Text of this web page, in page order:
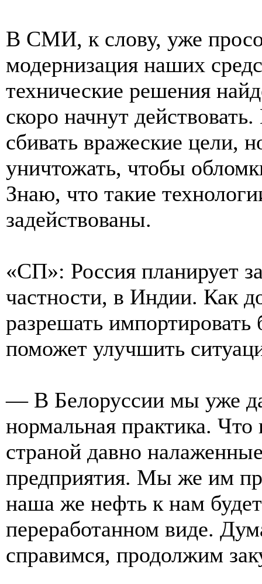
В СМИ, к слову, уже
модернизация наших
технические решения
скоро начнут
сбивать вражеские цели,
уничтожать, чтобы
Знаю, что такие
задействованы.
«СП»: Россия планирует
частности, в Индии. Как
разрешать
поможет улучшить
— В Белоруссии мы уже
нормальная практика. Что
страной давно
предприятия. Мы же им
наша же нефть к нам
переработанном виде.
справимся, продолжим